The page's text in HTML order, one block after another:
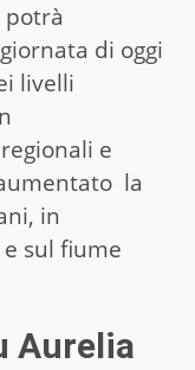
potrà
di oggi
livelli
e
la
in
sul fiume
Aurelia